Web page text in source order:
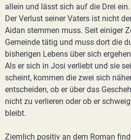
allein und lässt sich auf die Drei ein.
Der Verlust seiner Vaters ist nicht
Aidan stemmen muss. Seit einiger
Gemeinde tätig und muss dort die
bisherigen Lebens über sich
Als er sich in Josi verliebt und sie
scheint, kommen die zwei sich
entscheiden, ob er über das
nicht zu verlieren oder ob er
bleibt.
Ziemlich positiv an dem Roman